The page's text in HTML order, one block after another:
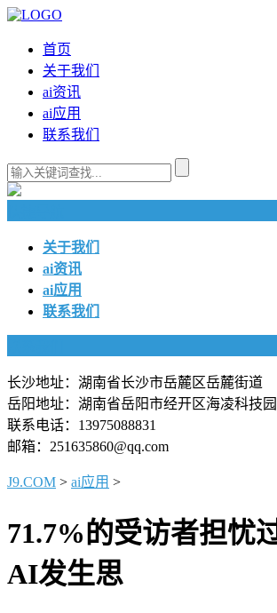
首页
关于我们
ai资讯
ai应用
联系我们
关于我们
ai资讯
ai应用
联系我们
长沙地址：湖南省长沙市岳麓区岳麓街道
岳阳地址：湖南省岳阳市经开区海凌科技园
联系电话：13975088831
邮箱：251635860@qq.com
J9.COM > ai应用 >
71.7%的受访者担忧
AI发生思